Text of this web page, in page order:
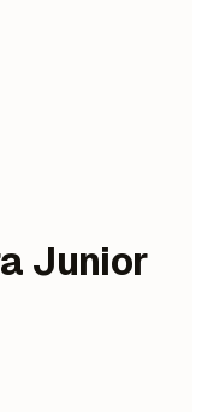
Junior